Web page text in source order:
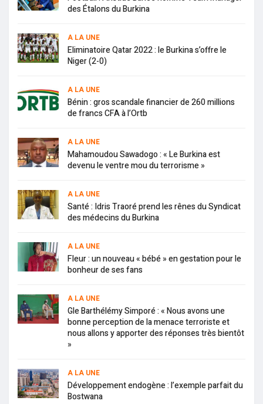
des Étalons du Burkina
A LA UNE
Eliminatoire Qatar 2022 : le Burkina s’offre le
Niger (2-0)
A LA UNE
Bénin : gros scandale financier de 260 millions
de francs CFA à l’Ortb
A LA UNE
Mahamoudou Sawadogo : « Le Burkina est
devenu le ventre mou du terrorisme »
A LA UNE
Santé : Idris Traoré prend les rênes du Syndicat
des médecins du Burkina
A LA UNE
Fleur : un nouveau « bébé » en gestation pour le
bonheur de ses fans
A LA UNE
Gle Barthélémy Simporé : « Nous avons une
bonne perception de la menace terroriste et
nous allons y apporter des réponses très bientôt
»
A LA UNE
Développement endogène : l’exemple parfait du
Bostwana